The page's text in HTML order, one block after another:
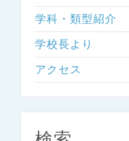
学科・類型紹介
学校長より
アクセス